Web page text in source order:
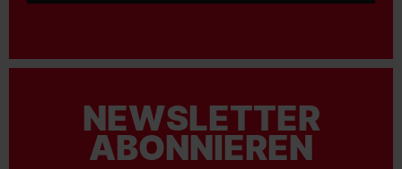
NEWSLETTER
ABONNIEREN